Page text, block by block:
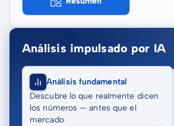
Análisis impulsado por IA
Análisis fundamental
Descubre lo que realmente dicen
los números — antes que el
mercado